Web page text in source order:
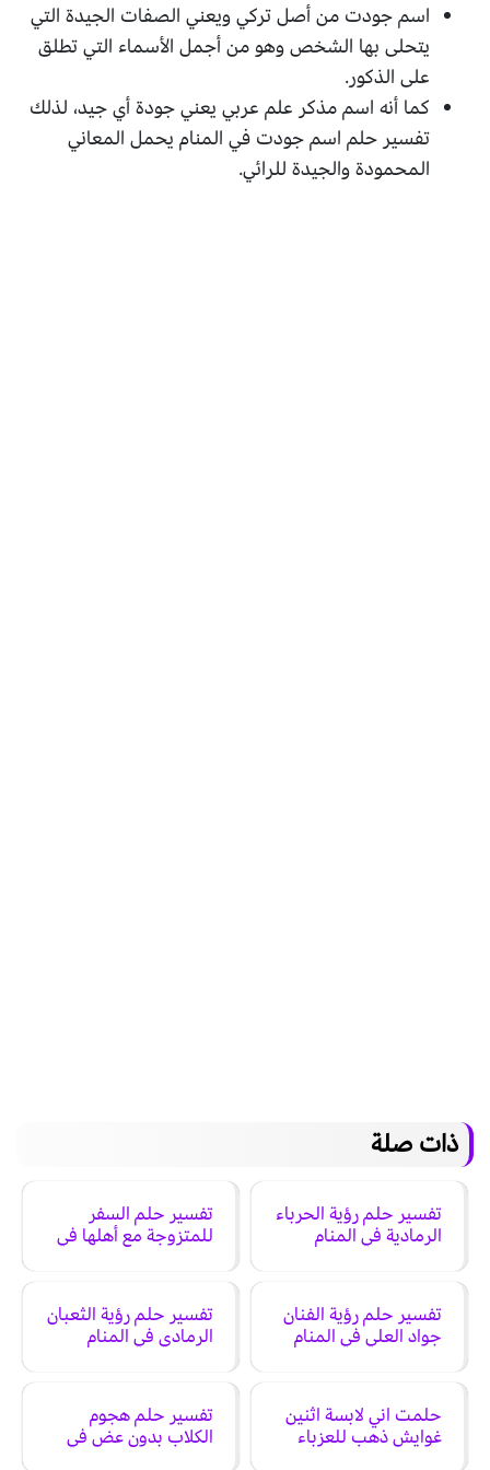
اسم جودت من أصل تركي ويعني الصفات الجيدة التي
يتحلى بها الشخص وهو من أجمل الأسماء التي تطلق
على الذكور.
كما أنه اسم مذكر علم عربي يعني جودة أي جيد، لذلك
تفسير حلم اسم جودت في المنام يحمل المعاني
المحمودة والجيدة للرائي.
ذات صلة
تفسير حلم رؤية الحرباء
الرمادية في المنام
تفسير حلم السفر
للمتزوجة مع أهلها في
تفسير حلم رؤية الفنان
جواد العلي في المنام
تفسير حلم رؤية الثعبان
الرمادي في المنام
حلمت اني لابسة اثنين
غوايش ذهب للعزباء
تفسير حلم هجوم
الكلاب بدون عض في